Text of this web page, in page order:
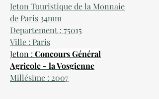
Jeton Touristique de la Monnaie
de Paris 34mm
Departement : 75015
Ville : Paris
Jeton : Concours Général
Agricole - la Vosgienne
Millésime : 2007